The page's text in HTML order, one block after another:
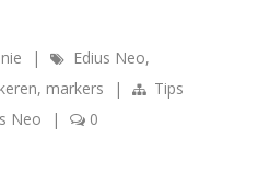
| Edius Neo,
, markers |
Tips
Neo
| 0